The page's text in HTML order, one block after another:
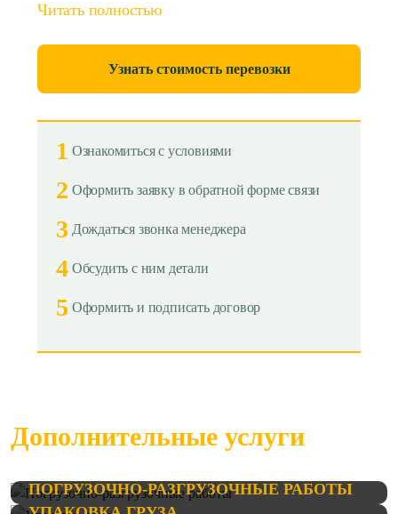
Читать полностью
Узнать стоимость перевозки
1 Ознакомиться с условиями
2 Оформить заявку в обратной форме связи
3 Дождаться звонка менеджера
4 Обсудить с ним детали
5 Оформить и подписать договор
Дополнительные услуги
ПОГРУЗОЧНО-РАЗГРУЗОЧНЫЕ РАБОТЫ